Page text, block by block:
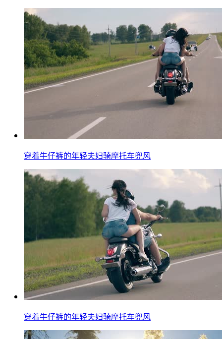
穿着牛仔裤的年轻夫妇骑摩托车兜风
穿着牛仔裤的年轻夫妇骑摩托车兜风